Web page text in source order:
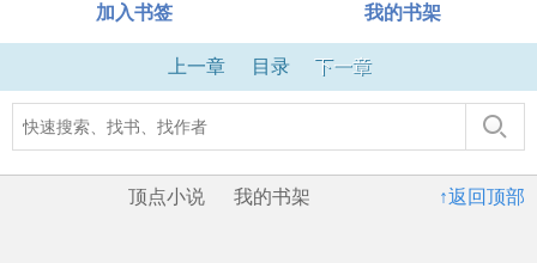
加入书签 我的书架
上一章 目录 下一章
↑返回顶部
顶点小说 我的书架